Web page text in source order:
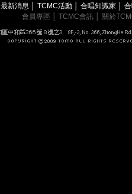
最新消息 TCMC活動 合唱知識家
會員專區
TCMC會訊 關於